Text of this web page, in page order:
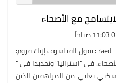
مع الأصحاء
رائد العودة - صوت المدينة - raed_70 : يقول الفيلسوف إريك فروم:
في "استراليا" وتحديدا في "
يعاني من المراهقين الذين